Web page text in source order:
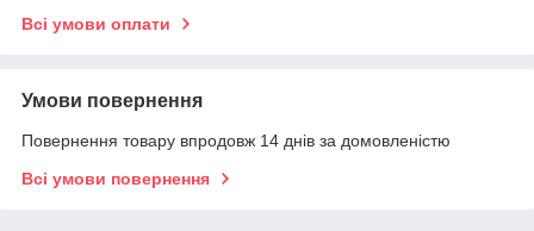
Всі умови оплати
Умови повернення
Повернення товару впродовж 14 днів за домовленістю
Всі умови повернення